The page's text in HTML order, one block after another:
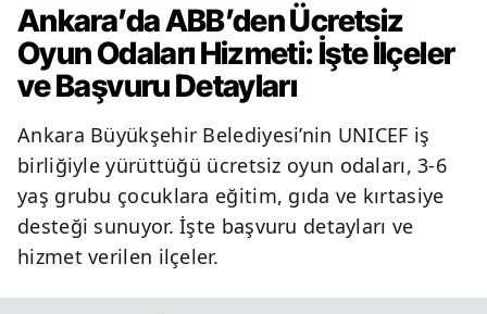
Ankara’da ABB’den Ücretsiz
Oyun Odaları Hizmeti: İşte İlçeler
ve Başvuru Detayları
Ankara Büyükşehir Belediyesi’nin UNICEF iş
birliğiyle yürüttüğü ücretsiz oyun odaları, 3-6
yaş grubu çocuklara eğitim, gıda ve kırtasiye
desteği sunuyor. İşte başvuru detayları ve
hizmet verilen ilçeler.